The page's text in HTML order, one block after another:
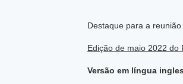
Destaque para a
Edição de maio 2022 do
Versão em língua